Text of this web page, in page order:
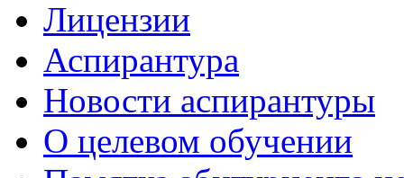
Лицензии
Аспирантура
Новости аспирантуры
О целевом обучении